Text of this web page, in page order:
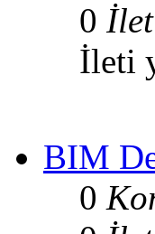
0
İleti
BIM
0